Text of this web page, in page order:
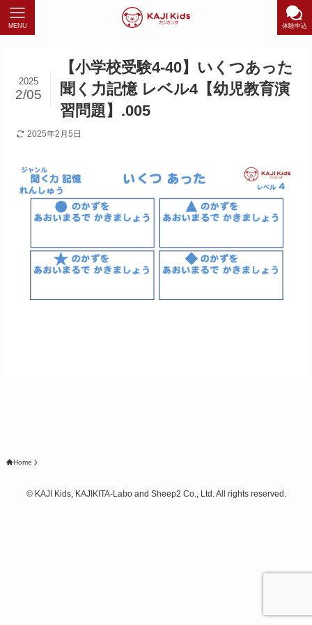
体験申込
MENU
【小学校受験4-40】いくつあった
聞く力記憶 レベル4【幼児教育演
習問題】.005
2025
2/05
2025年2月5日
Home
©KAJI Kids, KAJIKITA-Labo and Sheep2 Co., Ltd. All rights reserved.